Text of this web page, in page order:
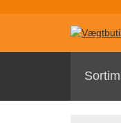
Sortiment